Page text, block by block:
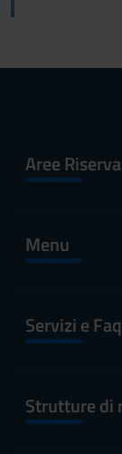
Aree
Menu
Servizi e Faq
Strutture di